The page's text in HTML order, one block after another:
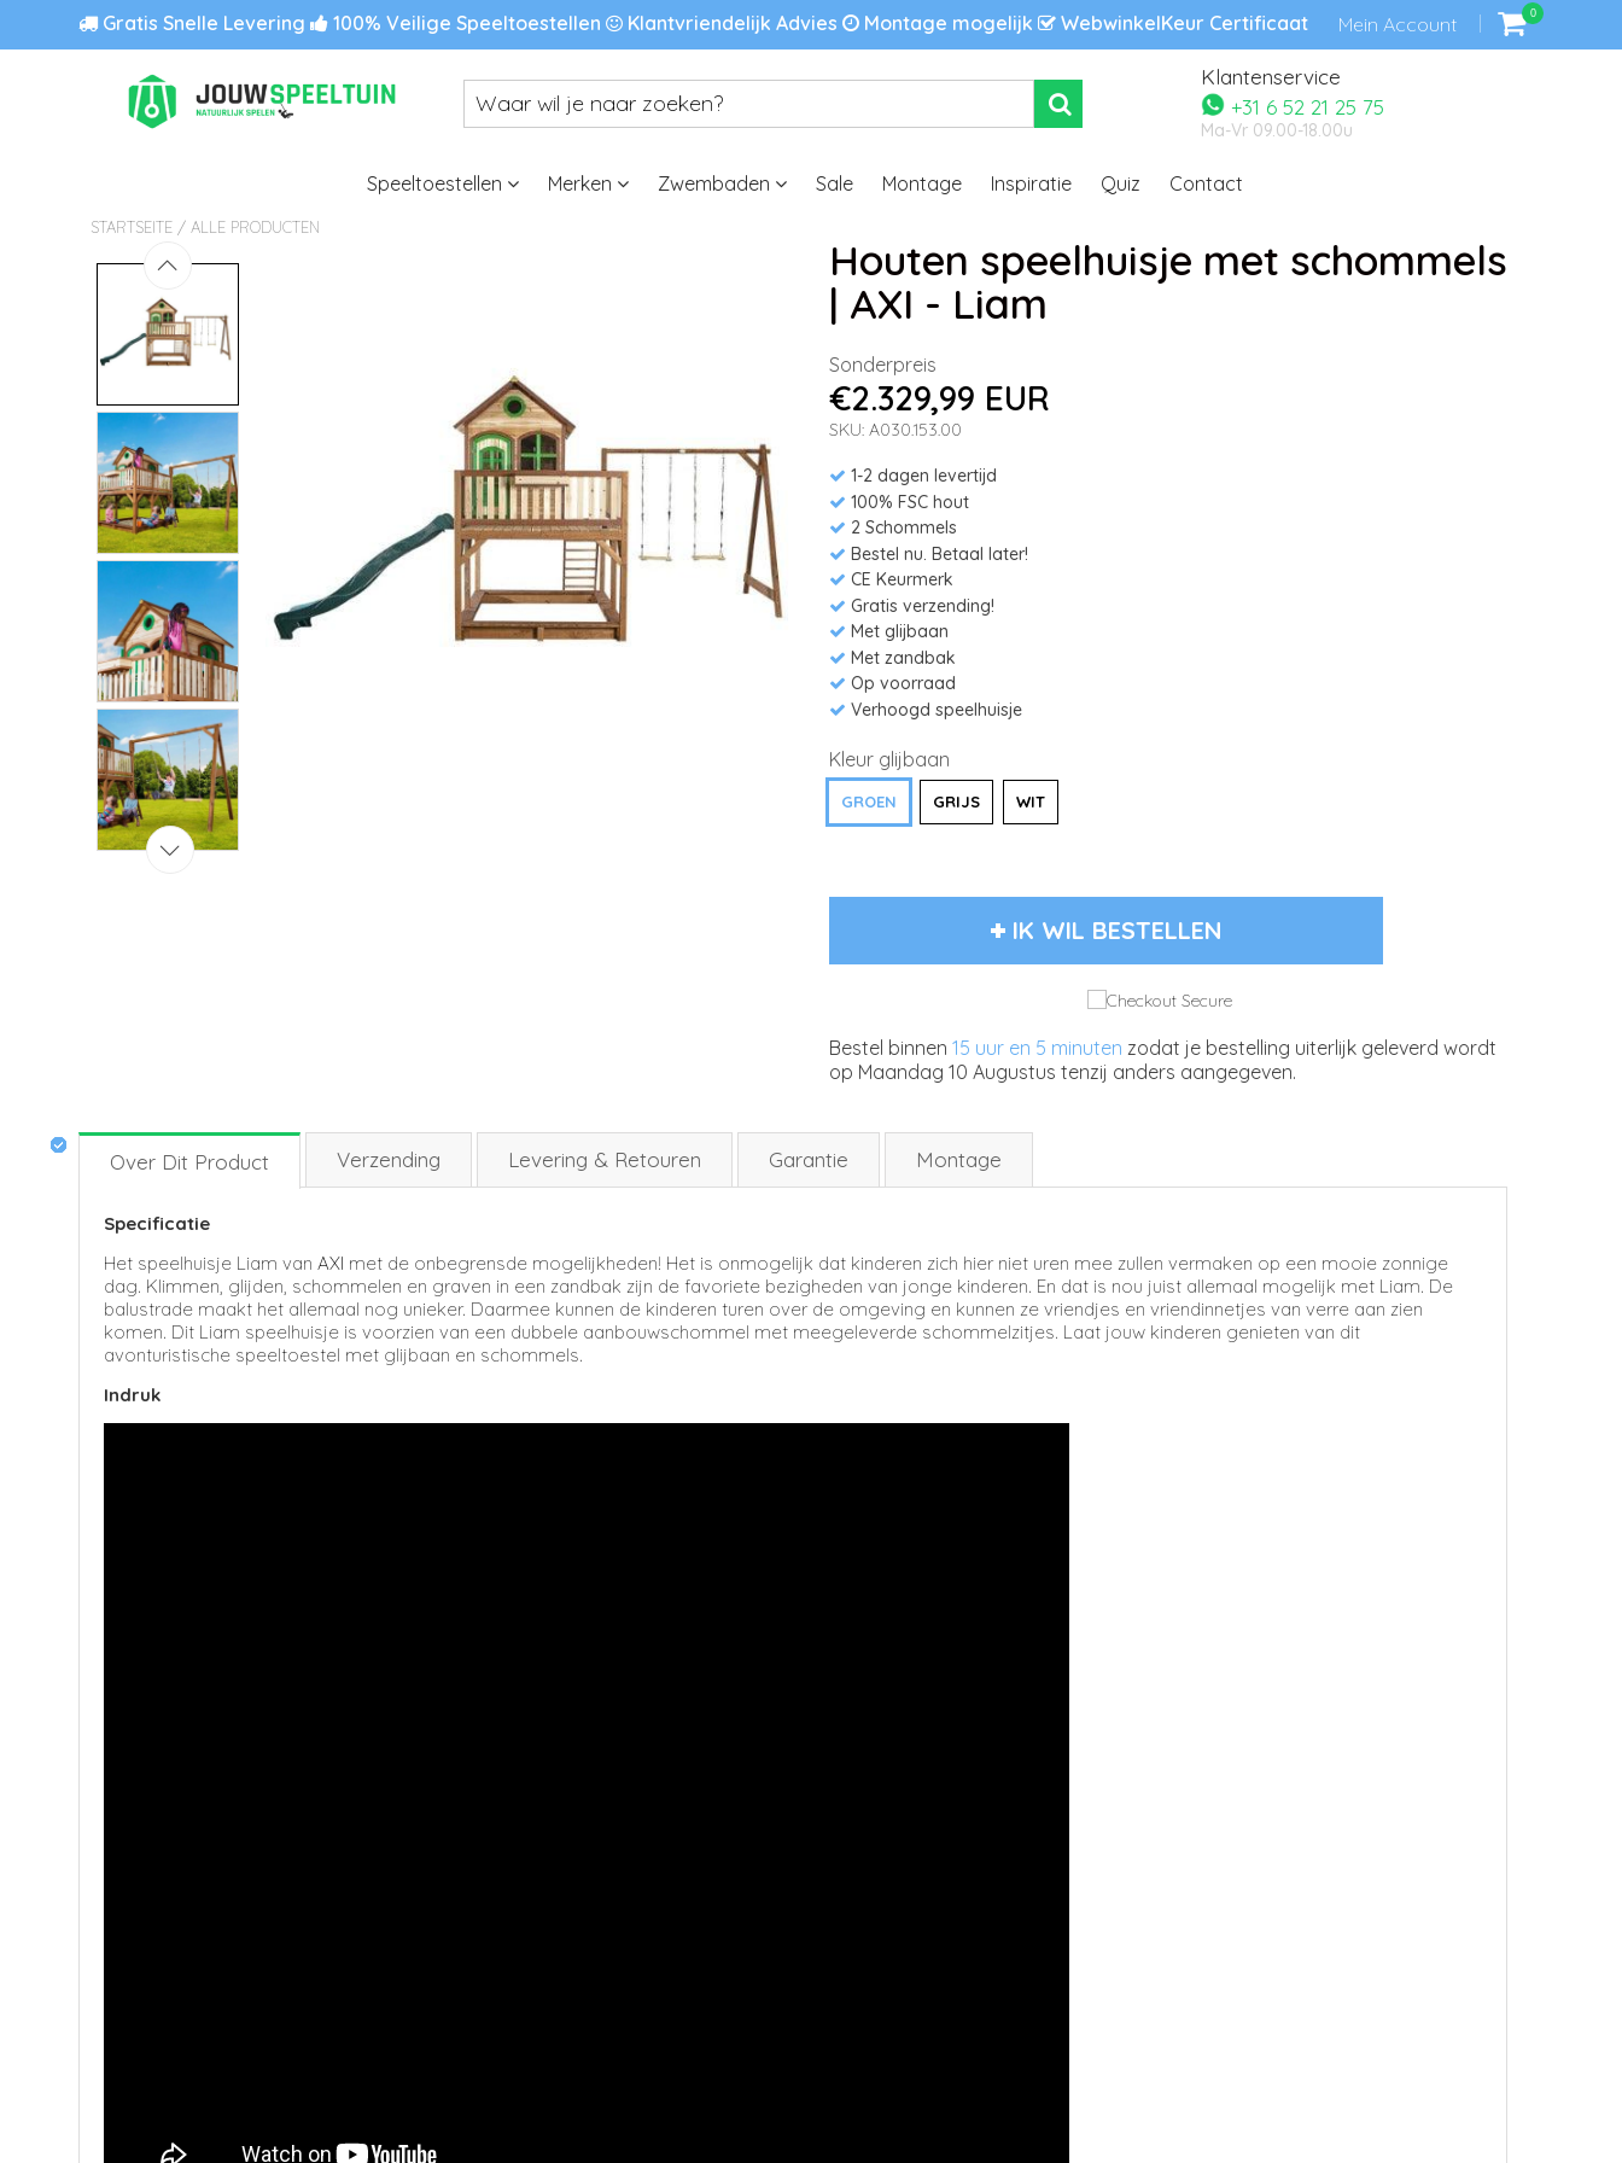
Gratis Snelle Levering 100% Veilige Speeltoestellen Klantvriendelijk Advies Montage mogelijk WebwinkelKeur Certificaat Mein Account 0
Klantenservice
+31 6 52 21 25 75
Ma-Vr 09.00-18.00u
Speeltoestellen Merken Zwembaden Sale Montage Inspiratie Quiz Contact
STARTSEITE / ALLE PRODUCTEN
Houten speelhuisje met schommels
| AXI - Liam
Sonderpreis
€2.329,99 EUR
SKU: A030.153.00
1-2 dagen levertijd
100% FSC hout
2 Schommels
Bestel nu. Betaal later!
CE Keurmerk
Gratis verzending!
Met glijbaan
Met zandbak
Op voorraad
Verhoogd speelhuisje
Kleur glijbaan
GROEN GRIJS WIT
IK WIL BESTELLEN
Bestel binnen 15 uur en 5 minutenzodat je bestelling uiterlijk geleverd wordt
op Maandag 10 Augustus tenzij anders aangegeven.
Over Dit Product Verzending Levering & Retouren Garantie Montage
Specificatie
Het speelhuisje Liam van AXI met de onbegrensde mogelijkheden! Het is onmogelijk dat kinderen zich hier niet uren mee zullen vermaken op een mooie zonnige
dag. Klimmen, glijden, schommelen en graven in een zandbak zijn de favoriete bezigheden van jonge kinderen. En dat is nou juist allemaal mogelijk met Liam. De
balustrade maakt het allemaal nog unieker. Daarmee kunnen de kinderen turen over de omgeving en kunnen ze vriendjes en vriendinnetjes van verre aan zien
komen. Dit Liam speelhuisje is voorzien van een dubbele aanbouwschommel met meegeleverde schommelzitjes. Laat jouw kinderen genieten van dit
avonturistische speeltoestel met glijbaan en schommels.
Indruk